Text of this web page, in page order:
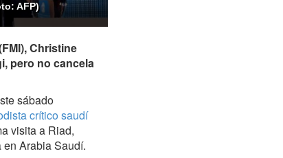
AFP)
Christine
pero no cancela
sábado
crítico saudí
visita a Riad,
Arabia Saudí.